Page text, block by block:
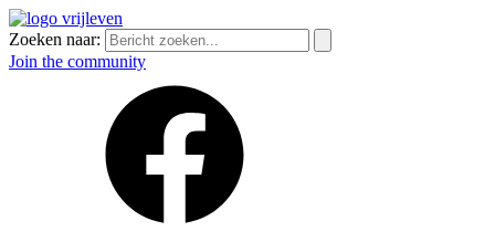
Zoeken naar:
Join the community